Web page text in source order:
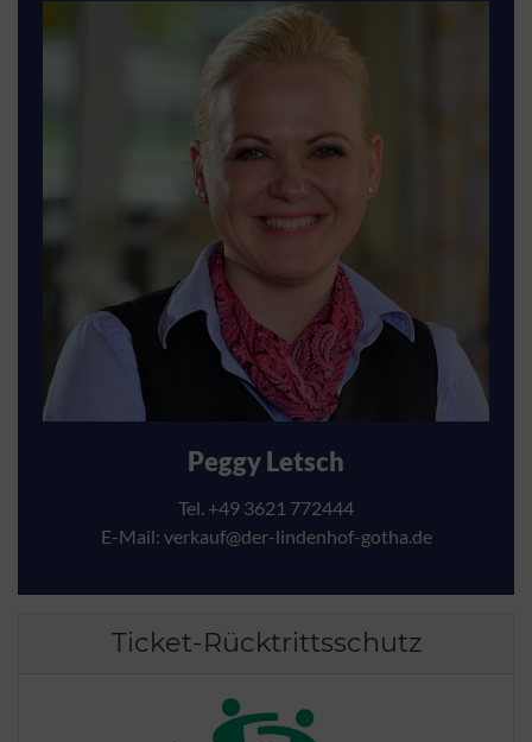
Peggy Letsch
Tel. +49 3621 772444
E-Mail: verkauf@der-lindenhof-gotha.de
Ticket-Rücktrittsschutz